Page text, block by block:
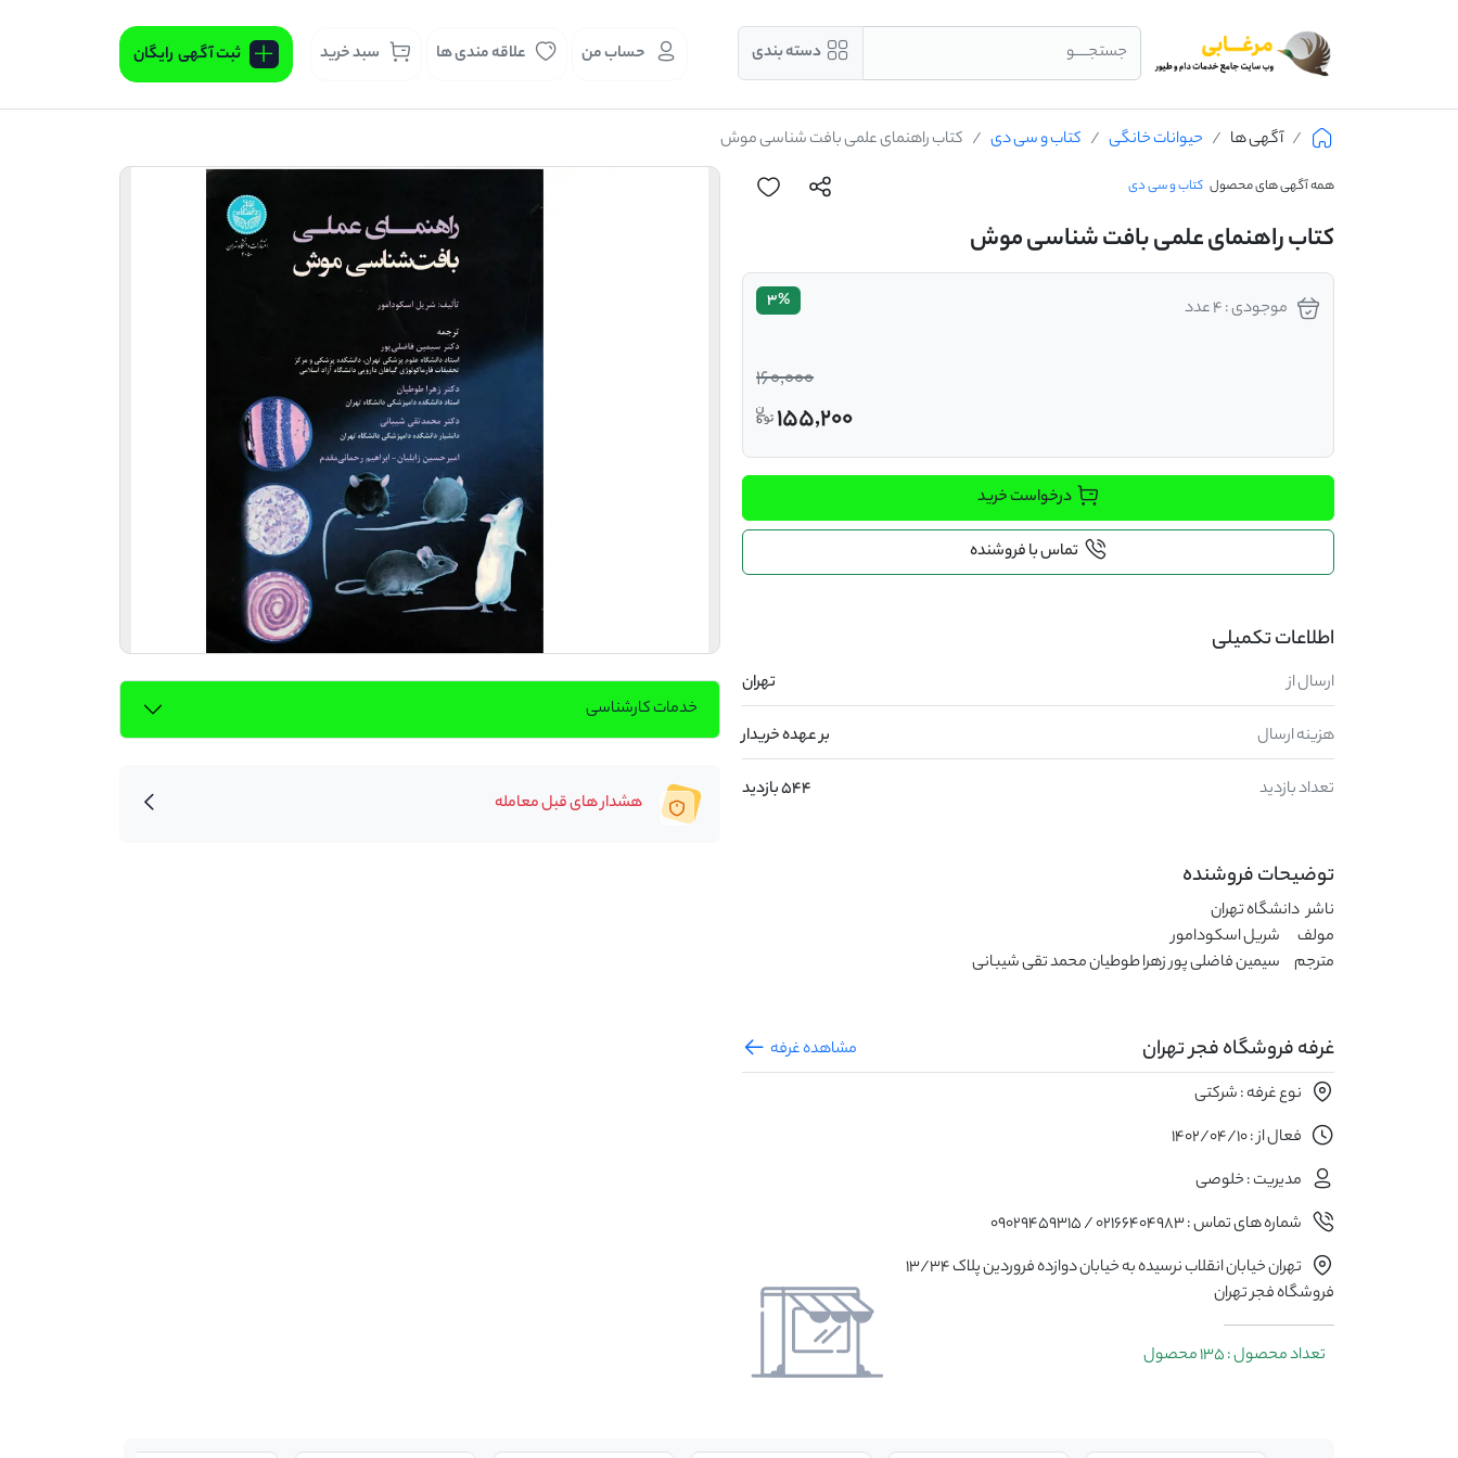
جستجــــو دسته بندی حساب من علاقه مندی ها سبد خرید ثبت آگهی رایگان
آگهی ها حیوانات خانگی کتاب و سی دی کتاب راهنمای علمی بافت شناسی موش
همه آگهی های محصول کتاب و سی دی
کتاب راهنمای علمی بافت شناسی موش
موجودی : 4 عدد 3%
160,000
155,200
درخواست خرید
تماس با فروشنده
اطلاعات تکمیلی
ارسال از تهران
هزینه ارسال بر عهده خریدار
تعداد بازدید 544 بازدید
توضیحات فروشنده
مترجم	 سیمین فاضلی پور زهرا طوطیان محمد تقی شیبانی
غرفه فروشگاه فجر تهران
مشاهده غرفه
نوع غرفه : شرکتی
فعال از : 1402/04/10
مدیریت : خلوصی
شماره های تماس : 02166404983 / 09029459315
تهران خیابان انقلاب نرسیده به خیابان دوازده فروردین پلاک 13/34
فروشگاه فجر تهران
تعداد محصول : 135 محصول
خدمات کارشناسی
هشدار های قبل معامله